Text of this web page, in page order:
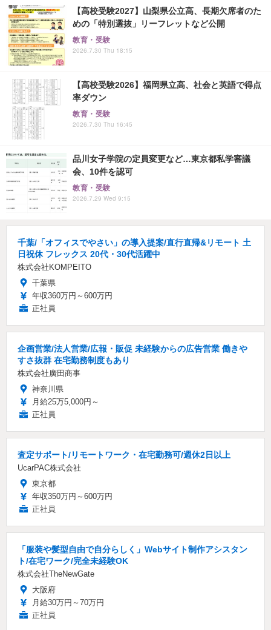
【高校受験2027】山梨県公立高、長期欠席者のた
めの「特別選抜」リーフレットなど公開
教育・受験
2026.7.30 Thu 18:15
【高校受験2026】福岡県立高、社会と英語で得点
率ダウン
教育・受験
2026.7.30 Thu 16:45
品川女子学院の定員変更など…東京都私学審議
会、10件を認可
教育・受験
2026.7.29 Wed 9:15
千葉/「オフィスでやさい」の導入提案/直行直帰&リモート 土
日祝休 フレックス 20代・30代活躍中
株式会社KOMPEITO
千葉県
年収360万円～600万円
正社員
企画営業/法人営業/広報・販促 未経験からの広告営業 働きや
すさ抜群 在宅勤務制度もあり
株式会社廣田商事
神奈川県
月給25万5,000円～
正社員
査定サポート/リモートワーク・在宅勤務可/週休2日以上
UcarPAC株式会社
東京都
年収350万円～600万円
正社員
「服装や髪型自由で自分らしく」Webサイト制作アシスタン
ト/在宅ワーク/完全未経験OK
株式会社TheNewGate
大阪府
月給30万円～70万円
正社員